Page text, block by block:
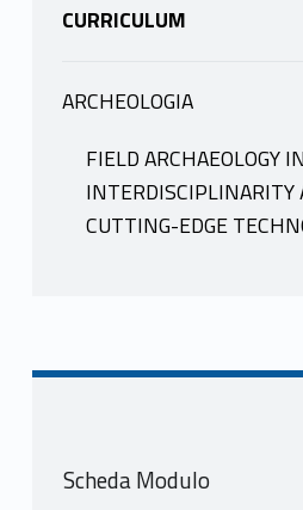
CURRICULUM
ARCHEOLOGIA
INFORMAZIONI
FIELD ARCHAEOLOGY
INTERDISCIPLINARITY
CUTTING-EDGE
Scheda Modulo